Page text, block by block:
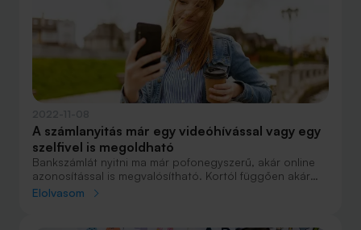
ilyen számlát nyitnunk a Revolutnál, mint valamely hazai
banknál?
A számlanyitás már egy videóhívással vagy egy
szelfivel is megoldható
Bankszámlát nyitni ma már pofonegyszerű, akár online
azonosítással is megvalósítható. Kortól függően akár
VideóBankon keresztül is nyitható egy diákszámla. Már
Elolvasom